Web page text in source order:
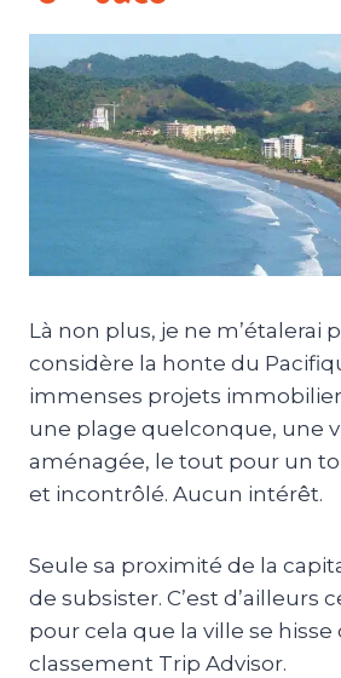
Là non plus, je ne m’étalerai
considère la honte du
immenses projets
une plage quelconque, une
aménagée, le tout pour un
et incontrôlé. Aucun intérêt.
Seule sa proximité de la
de subsister. C’est d’ailleurs
pour cela que la ville se hisse
classement Trip Advisor.